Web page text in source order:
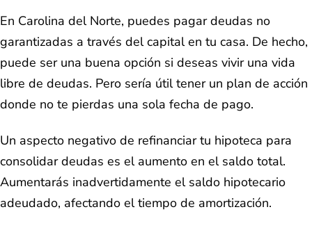
En Carolina del Norte, puedes pagar deudas no
garantizadas a través del capital en tu casa. De hecho,
puede ser una buena opción si deseas vivir una vida
libre de deudas. Pero sería útil tener un plan de acción
donde no te pierdas una sola fecha de pago.
Un aspecto negativo de refinanciar tu hipoteca para
consolidar deudas es el aumento en el saldo total.
Aumentarás inadvertidamente el saldo hipotecario
adeudado, afectando el tiempo de amortización.